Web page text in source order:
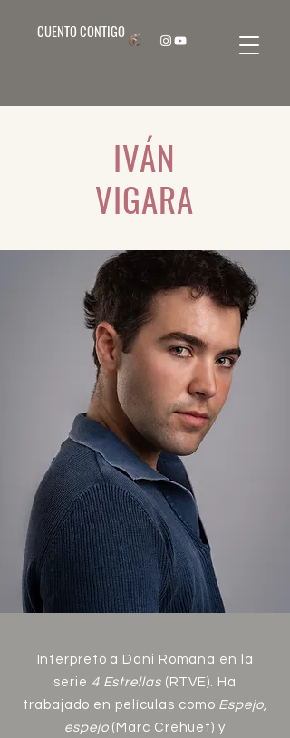
CUENTO CONTIGO
IVÁN
VIGARA
Interpretó a Dani Romaña en la
serie 4 Estrellas(RTVE). Ha
trabajado en películas como Espejo,
espejo(Marc Crehuet) y